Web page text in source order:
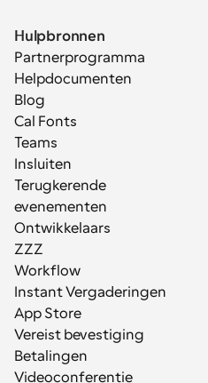
Hulpbronnen
Partnerprogramma
Helpdocumenten
Blog
Cal Fonts
Teams
Insluiten
Terugkerende
evenementen
Ontwikkelaars
ZZZ
Workflow
Instant Vergaderingen
App Store
Vereist bevestiging
Betalingen
Videoconferentie